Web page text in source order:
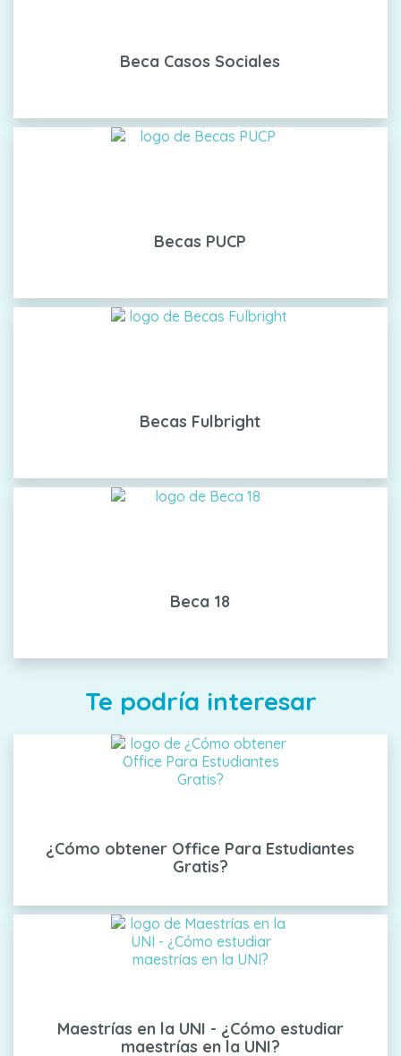
Beca Casos Sociales
Becas PUCP
Becas Fulbright
Beca 18
Te podría interesar
¿Cómo obtener Office Para Estudiantes
Gratis?
Maestrías en la UNI - ¿Cómo estudiar
maestrías en la UNI?